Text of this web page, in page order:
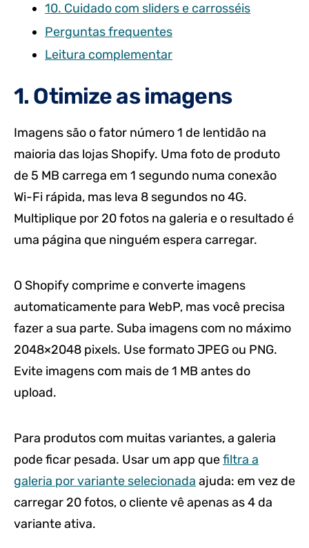
10. Cuidado com sliders e carrosséis
Perguntas frequentes
Leitura complementar
1. Otimize as imagens
Imagens são o fator número 1 de lentidão na
maioria das lojas Shopify. Uma foto de produto
de 5 MB carrega em 1 segundo numa conexão
Wi-Fi rápida, mas leva 8 segundos no 4G.
Multiplique por 20 fotos na galeria e o resultado é
uma página que ninguém espera carregar.
O Shopify comprime e converte imagens
automaticamente para WebP, mas você precisa
fazer a sua parte. Suba imagens com no máximo
2048×2048 pixels. Use formato JPEG ou PNG.
Evite imagens com mais de 1 MB antes do
upload.
Para produtos com muitas variantes, a galeria
pode ficar pesada. Usar um app quefiltra a
galeria por variante selecionada ajuda: em vez de
carregar 20 fotos, o cliente vê apenas as 4 da
variante ativa.